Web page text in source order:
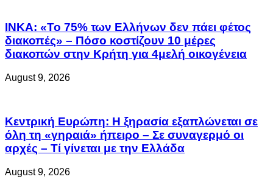
ΙΝΚΑ: «Το 75% των Ελλήνων δεν πάει φέτος
διακοπές» – Πόσο κοστίζουν 10 μέρες
διακοπών στην Κρήτη για 4μελή οικογένεια
August 9, 2026
Κεντρική Ευρώπη: Η ξηρασία εξαπλώνεται σε
όλη τη «γηραιά» ήπειρο – Σε συναγερμό οι
αρχές – Τί γίνεται με την Ελλάδα
August 9, 2026